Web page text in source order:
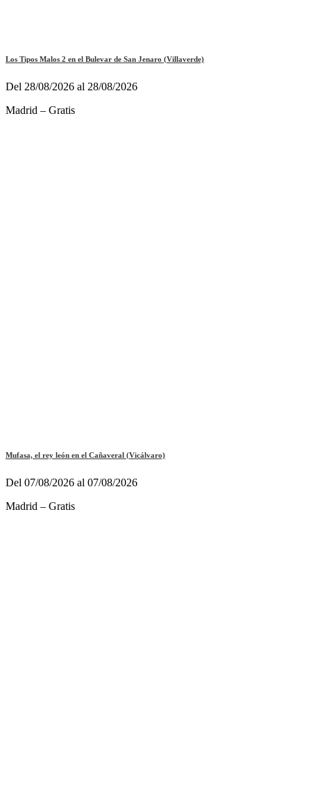
Los Tipos Malos 2 en el Bulevar de San Jenaro (Villaverde)
Del 28/08/2026 al 28/08/2026
Madrid – Gratis
Mufasa, el rey león en el Cañaveral (Vicálvaro)
Del 07/08/2026 al 07/08/2026
Madrid – Gratis